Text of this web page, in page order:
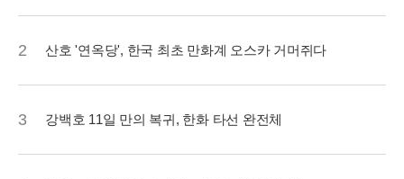
2 산호 '연옥당', 한국 최초 만화계 오스카 거머쥐다
3 강백호 11일 만의 복귀, 한화 타선 완전체